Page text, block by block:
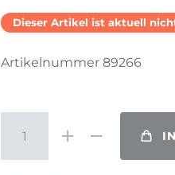
Dieser Artikel ist aktuell
Artikelnummer 89266